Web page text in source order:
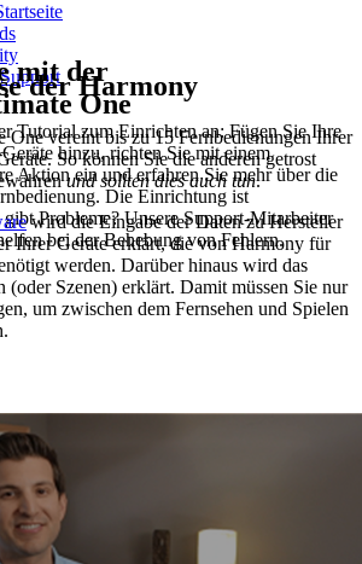
mit der
One
Tutorial zum Einrichten an: Fügen Sie Ihre
hinzu, richten Sie mit einem
Aktion ein und erfahren Sie mehr über die
Die Einrichtung ist
gibt Probleme? Unsere Support-Mitarbeiter
bei der Behebung von Fehlern.
der Harmony
vereint bis zu 15 Fernbedienungen Ihrer
So können Sie die anderen getrost
und sollten dies auch tun.
wird die Eingabe der Daten zu Hersteller
Ihrer Geräte erklärt, die von Harmony für
werden. Darüber hinaus wird das
Szenen) erklärt. Damit müssen Sie nur
um zwischen dem Fernsehen und Spielen